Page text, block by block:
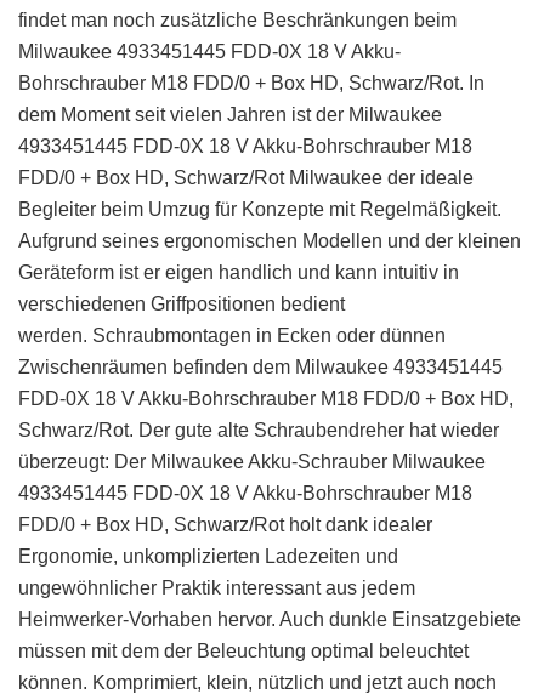
findet man noch zusätzliche Beschränkungen beim
Milwaukee 4933451445 FDD-0X 18 V Akku-
Bohrschrauber M18 FDD/0 + Box HD, Schwarz/Rot. In
dem Moment seit vielen Jahren ist der Milwaukee
4933451445 FDD-0X 18 V Akku-Bohrschrauber M18
FDD/0 + Box HD, Schwarz/Rot Milwaukee der ideale
Begleiter beim Umzug für Konzepte mit Regelmäßigkeit.
Aufgrund seines ergonomischen Modellen und der kleinen
Geräteform ist er eigen handlich und kann intuitiv in
verschiedenen Griffpositionen bedient
werden. Schraubmontagen in Ecken oder dünnen
Zwischenräumen befinden dem Milwaukee 4933451445
FDD-0X 18 V Akku-Bohrschrauber M18 FDD/0 + Box HD,
Schwarz/Rot. Der gute alte Schraubendreher hat wieder
überzeugt: Der Milwaukee Akku-Schrauber Milwaukee
4933451445 FDD-0X 18 V Akku-Bohrschrauber M18
FDD/0 + Box HD, Schwarz/Rot holt dank idealer
Ergonomie, unkomplizierten Ladezeiten und
ungewöhnlicher Praktik interessant aus jedem
Heimwerker-Vorhaben hervor. Auch dunkle Einsatzgebiete
müssen mit dem der Beleuchtung optimal beleuchtet
können. Komprimiert, klein, nützlich und jetzt auch noch